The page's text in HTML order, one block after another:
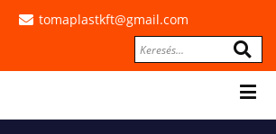
tomaplastkft@gmail.com